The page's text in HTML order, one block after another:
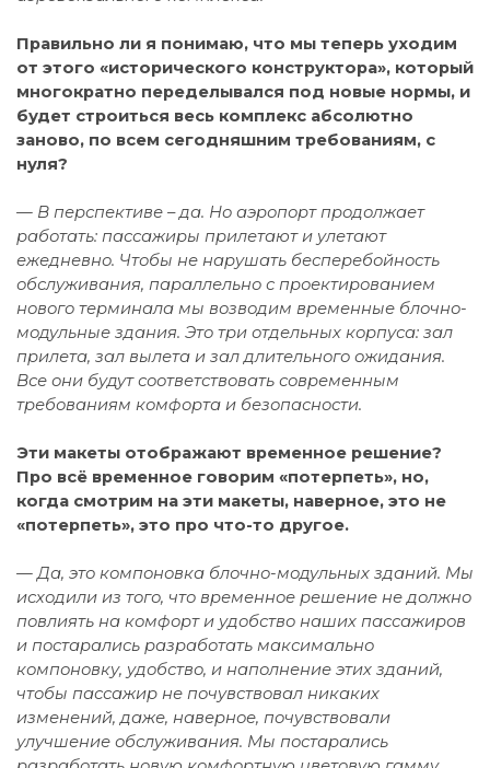
Правильно ли я понимаю, что мы теперь уходим
от этого «исторического конструктора», который
многократно переделывался под новые нормы, и
будет строиться весь комплекс абсолютно
заново, по всем сегодняшним требованиям, с
нуля?
— В перспективе – да. Но аэропорт продолжает
работать: пассажиры прилетают и улетают
ежедневно. Чтобы не нарушать бесперебойность
обслуживания, параллельно с проектированием
нового терминала мы возводим временные блочно-
модульные здания. Это три отдельных корпуса: зал
прилета, зал вылета и зал длительного ожидания.
Все они будут соответствовать современным
требованиям комфорта и безопасности.
Эти макеты отображают временное решение?
Про всё временное говорим «потерпеть», но,
когда смотрим на эти макеты, наверное, это не
«потерпеть», это про что-то другое.
— Да, это компоновка блочно-модульных зданий. Мы
исходили из того, что временное решение не должно
повлиять на комфорт и удобство наших пассажиров
и постарались разработать максимально
компоновку, удобство, и наполнение этих зданий,
чтобы пассажир не почувствовал никаких
изменений, даже, наверное, почувствовали
улучшение обслуживания. Мы постарались